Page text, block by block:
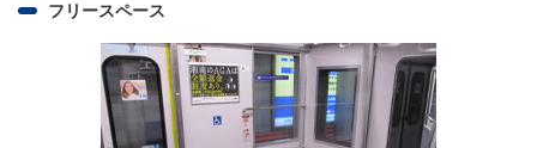
フリースペース